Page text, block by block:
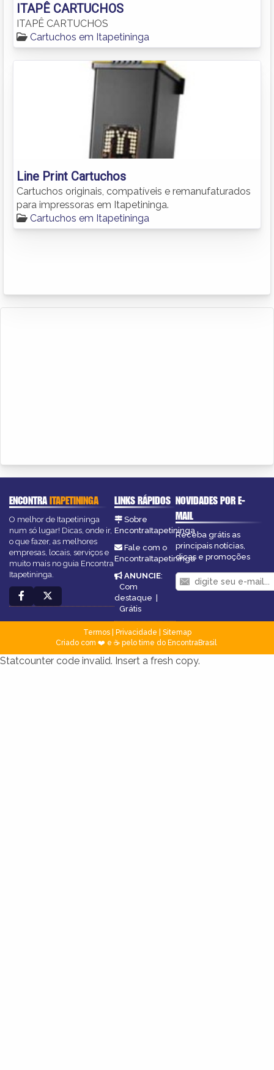
ITAPÊ CARTUCHOS
ITAPÊ CARTUCHOS
Cartuchos em Itapetininga
Line Print Cartuchos
Cartuchos originais, compatíveis e remanufaturados
para impressoras em Itapetininga.
Cartuchos em Itapetininga
ENCONTRAITAPETININGA
O melhor de Itapetininga
num só lugar! Dicas, onde ir,
o que fazer, as melhores
empresas, locais, serviços e
muito mais no guia Encontra
Itapetininga.
LINKS RÁPIDOS
Sobre
EncontraItapetininga
Fale com o
EncontraItapetininga
ANUNCIE:
Com
destaque |
Grátis
NOVIDADES POR E-
MAIL
Receba grátis as
principais notícias,
dicas e promoções
Termos| Privacidade
Sitemap
Criado com ❤️ e ☕ pelo time do EncontraBrasil
Statcounter code invalid. Insert a fresh copy.